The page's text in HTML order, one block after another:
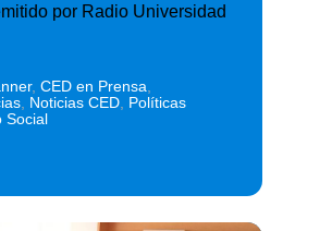
por Radio Universidad
, CED en Prensa
Noticias CED Políticas
Social